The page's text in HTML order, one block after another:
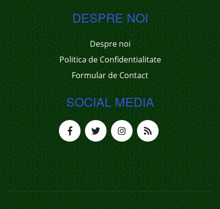
DESPRE NOI
Despre noi
Politica de Confidentialitate
Formular de Contact
SOCIAL MEDIA